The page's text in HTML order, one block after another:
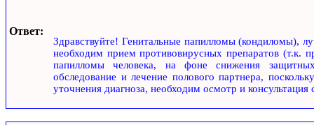
Ответ:
Здравствуйте! Генитальные папилломы (кондиломы),
необходим прием противовирусных препаратов (т.к.
папилломы человека, на фоне снижения
обследование и лечение полового партнера,
уточнения диагноза, необходим осмотр и